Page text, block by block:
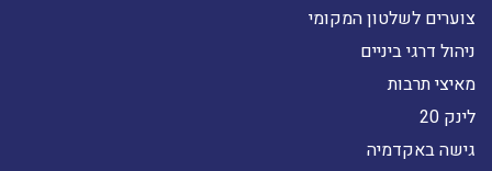
צוערים לשלטון המקומי
ניהול דרגי ביניים
מאיצי תרבות
לינק 20
גישה באקדמיה